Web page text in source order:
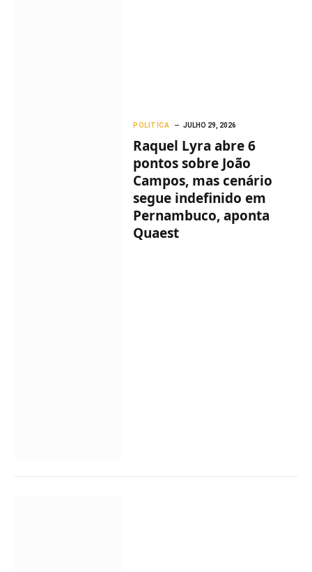
POLITICA JULHO 29, 2026
Raquel Lyra abre 6
pontos sobre João
Campos, mas cenário
segue indefinido em
Pernambuco, aponta
Quaest